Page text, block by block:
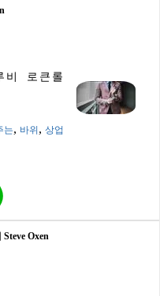
비 로큰롤
는, 바위 , 상업
Steve Oxen